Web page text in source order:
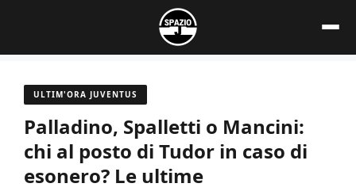
contenuto
ULTIM'ORA JUVENTUS
Palladino, Spalletti o Mancini:
chi al posto di Tudor in caso di
esonero? Le ultime